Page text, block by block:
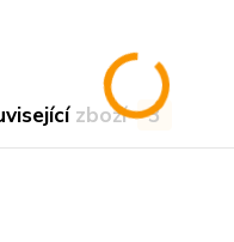
zboží 3